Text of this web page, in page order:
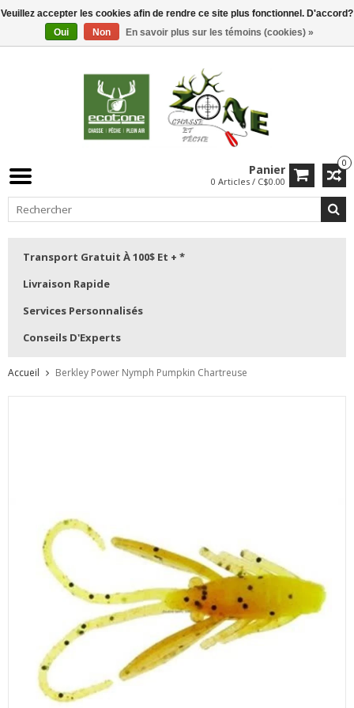
0
Panier
0 Articles / C$0.00
Transport Gratuit À 100$ Et + *
Livraison Rapide
Services Personnalisés
Conseils D'Experts
Accueil Berkley Power Nymph Pumpkin Chartreuse
Veuillez accepter les cookies afin de rendre ce site plus fonctionnel. D'accord?
Oui
Non En savoir plus sur les témoins (cookies) »